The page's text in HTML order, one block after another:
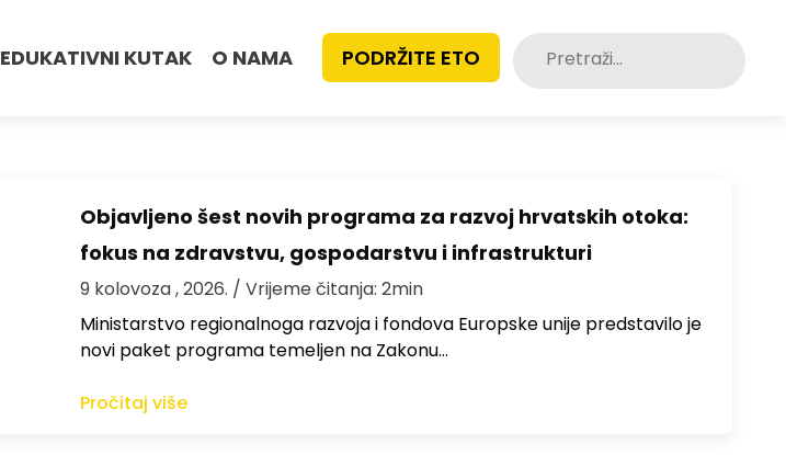
EDUKATIVNI KUTAK O NAMA PODRŽITE ETO Pretraži:
Objavljeno šest novih programa za razvoj hrvatskih otoka:
fokus na zdravstvu, gospodarstvu i infrastrukturi
9 kolovoza , 2026. / Vrijeme čitanja: 2min
Ministarstvo regionalnoga razvoja i fondova Europske unije predstavilo je
novi paket programa temeljen na Zakonu…
Pročitaj više